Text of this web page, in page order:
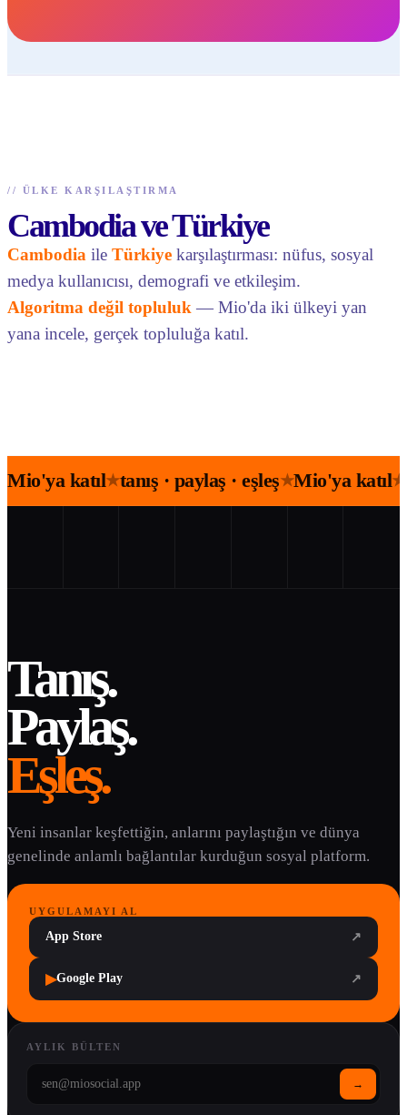
// ÜLKE KARŞILAŞTIRMA
Cambodia ve Türkiye
Cambodia ile Türkiye karşılaştırması: nüfus, sosyal
medya kullanıcısı, demografi ve etkileşim.
Algoritma değil topluluk — Mio'da iki ülkeyi yan
yana incele, gerçek topluluğa katıl.
Mio'ya katıl★tanış · paylaş · eşleş★Mio'ya katıl★
Tanış.
Paylaş.
Eşleş.
Yeni insanlar keşfettiğin, anlarını paylaştığın ve dünya
genelinde anlamlı bağlantılar kurduğun sosyal platform.
UYGULAMAYI AL
App Store ↗
▶Google Play ↗
AYLIK BÜLTEN
→